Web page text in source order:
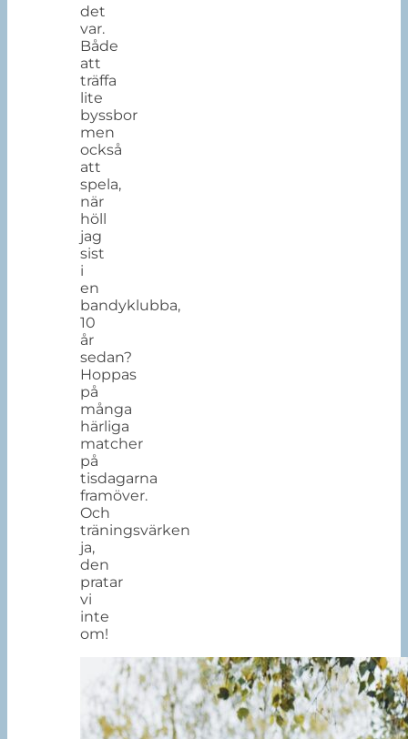
det
var.
Både
att
träffa
lite
byssbor
men
också
att
spela,
när
höll
jag
sist
i
en
bandyklubba,
10
år
sedan?
Hoppas
på
många
härliga
matcher
på
tisdagarna
framöver.
Och
träningsvärken
ja,
den
pratar
vi
inte
om!